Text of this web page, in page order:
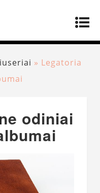
» Legatoria
odiniai